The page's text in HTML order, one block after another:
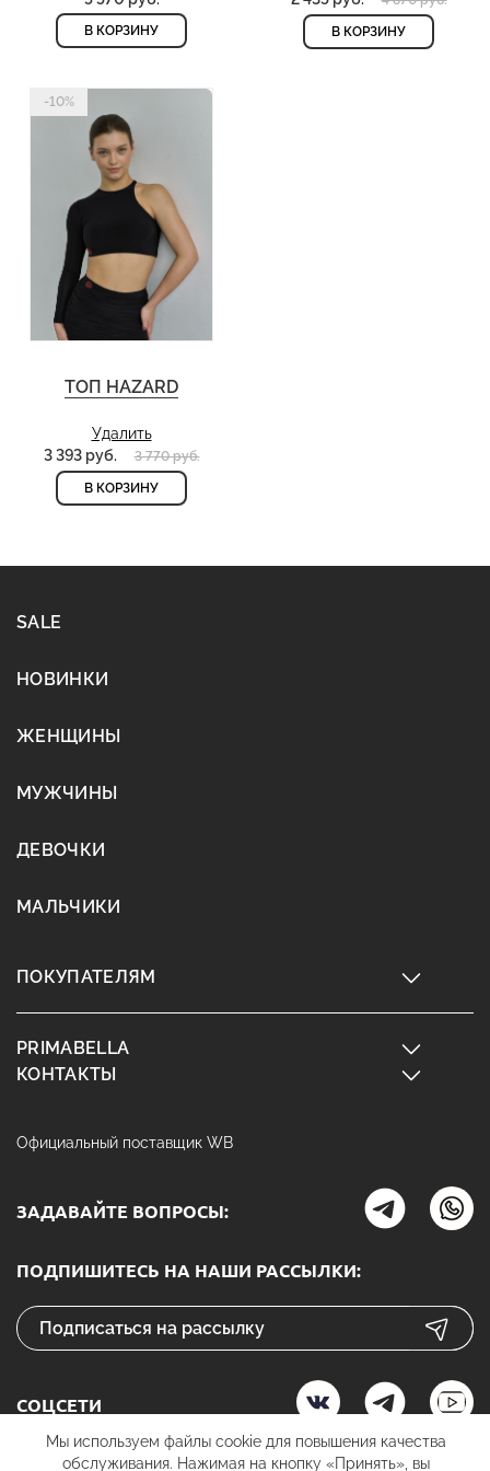
В КОРЗИНУ В КОРЗИНУ
-10%
ТОП HAZARD
Удалить
3 393 руб.
3 770 руб.
В КОРЗИНУ
SALE
НОВИНКИ
ЖЕНЩИНЫ
МУЖЧИНЫ
ДЕВОЧКИ
МАЛЬЧИКИ
ПОКУПАТЕЛЯМ
PRIMABELLA
КОНТАКТЫ
Официальный поставщик WB
ЗАДАВАЙТЕ ВОПРОСЫ:
ПОДПИШИТЕСЬ НА НАШИ РАССЫЛКИ:
СОЦСЕТИ
Мы используем файлы cookie для повышения качества
обслуживания. Нажимая на кнопку «Принять», вы